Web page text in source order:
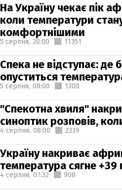
На Україну чекає пік
коли температури
комфортнішими
5 серпня, 20:00 11351
Спека не відступає: де
опуститься
5 серпня, 08:00 1300
"Спекотна хвиля"
синоптик розповів,
4 серпня, 08:00 2339
Україну накриває
температура сягне +39
4 серпня, 07:32 908